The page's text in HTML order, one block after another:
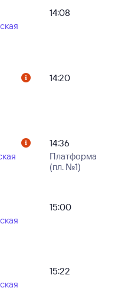
14:08
14:20
14:36
Платформа
(пл. №1)
15:00
15:22